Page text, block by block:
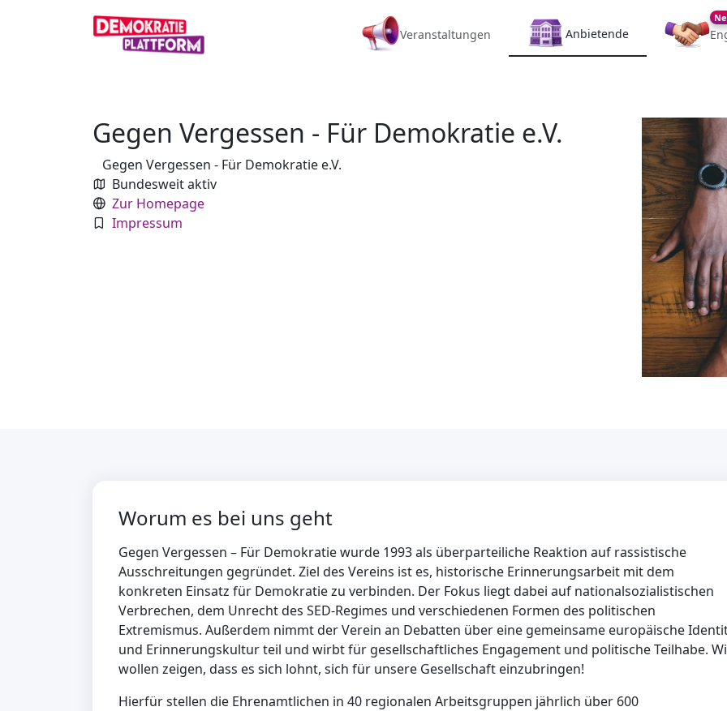
Veranstaltungen Anbietende
Gegen Vergessen - Für Demokratie e.V.
Gegen Vergessen - Für Demokratie e.V.
Bundesweit aktiv
Zur Homepage
Impressum
Worum es bei uns geht
Gegen Vergessen – Für Demokratie wurde 1993 als überparteiliche Reaktion auf rassistische
Ausschreitungen gegründet. Ziel des Vereins ist es, historische Erinnerungsarbeit mit dem
konkreten Einsatz für Demokratie zu verbinden. Der Fokus liegt dabei auf nationalsozialistischen
Verbrechen, dem Unrecht des SED-Regimes und verschiedenen Formen des politischen
Extremismus. Außerdem nimmt der Verein an Debatten über eine gemeinsame europäische
und Erinnerungskultur teil und wirbt für gesellschaftliches Engagement und politische Teilhabe.
wollen zeigen, dass es sich lohnt, sich für unsere Gesellschaft einzubringen!
Hierfür stellen die Ehrenamtlichen in 40 regionalen Arbeitsgruppen jährlich über 600